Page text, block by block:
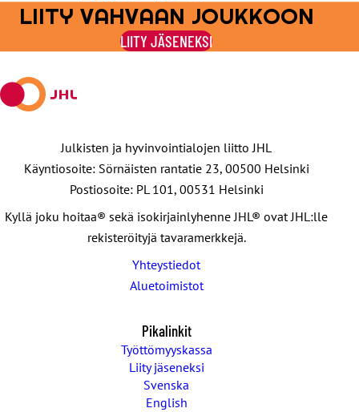
Jaa
Facebookissa
Jaa
viestipalvelu
X:ssä
Jaa
sähköpostilla
Jaa
WhatsAppilla
Jaa
Telegramilla
LIITY VAHVAAN JOUKKOON
LIITY JÄSENEKSI
Julkisten ja hyvinvointialojen liitto JHL
Käyntiosoite: Sörnäisten rantatie 23, 00500 Helsinki
Postiosoite: PL 101, 00531 Helsinki
Kyllä joku hoitaa® sekä isokirjainlyhenne JHL® ovat JHL:lle
rekisteröityjä tavaramerkkejä.
Yhteystiedot
Aluetoimistot
Pikalinkit
Työttömyyskassa
Liity jäseneksi
Svenska
English